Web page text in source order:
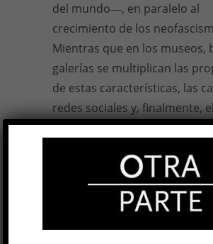
del mundo―, en paralelo al
crecimiento de los
Mientras que en los museos,
galerías se multiplican las
de estas características, las
redes sociales y, finalmente,
se vuelven un reservorio
bienales, los museos y las
constituyen hoy espacios
a la emergencia del
han vuelto templos cuyos